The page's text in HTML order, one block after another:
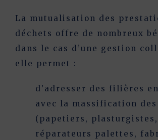
La mutualisation des
déchets offre de nombreux
dans le cas d’une gestion
elle permet :
d’ adresser des filières
avec la massification des
(papetiers, plasturgistes,
réparateurs palettes,